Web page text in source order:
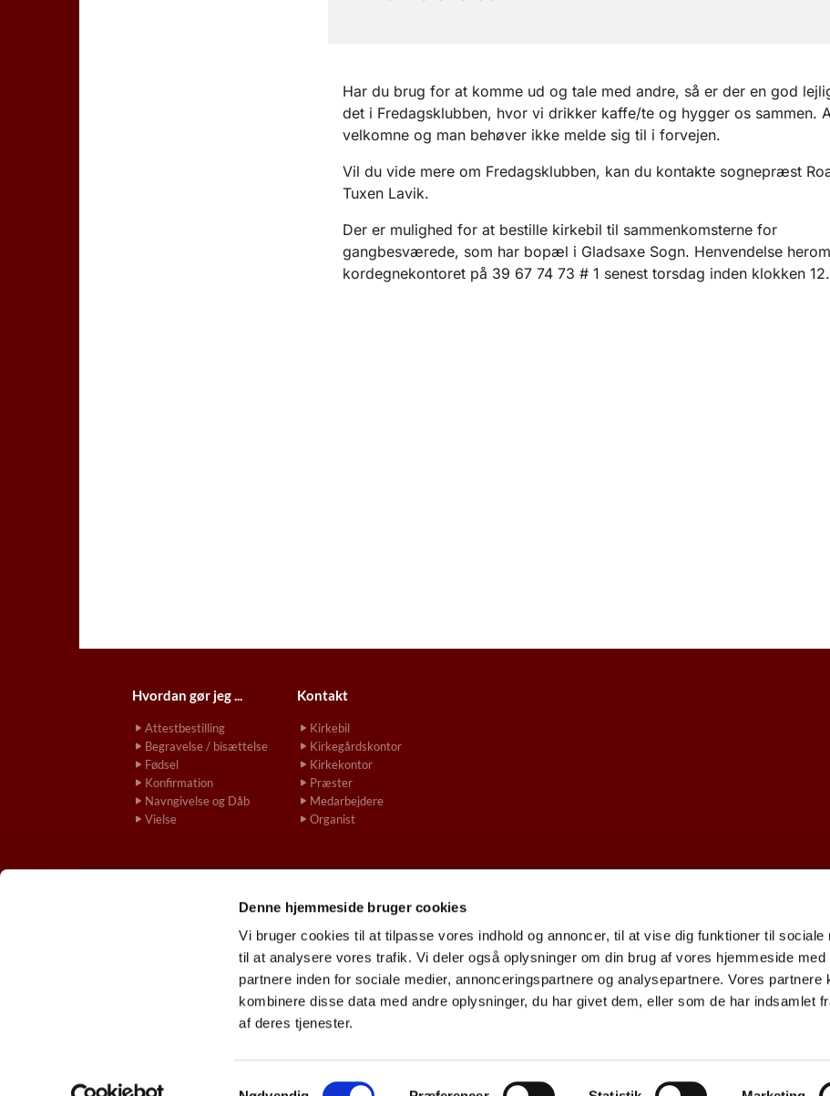
Denne hjemmeside bruger cookies
Vi bruger cookies til at tilpasse vores indhold og annoncer, til at vise dig funktioner til sociale
til at analysere vores trafik. Vi deler også oplysninger om din brug af vores hjemmeside med
partnere inden for sociale medier, annonceringspartnere og analysepartnere. Vores partnere
kombinere disse data med andre oplysninger, du har givet dem, eller som de har indsamlet
af deres tjenester.
Har du brug for at komme ud og tale med andre, så er der en god
det i Fredagsklubben, hvor vi drikker kaffe/te og hygger os sammen.
velkomne og man behøver ikke melde sig til i forvejen.
Vil du vide mere om Fredagsklubben, kan du kontakte sognepræst
Tuxen Lavik.
Der er mulighed for at bestille kirkebil til sammenkomsterne for
gangbesværede, som har bopæl i Gladsaxe Sogn. Henvendelse
kordegnekontoret på 39 67 74 73 # 1 senest torsdag inden klokken
Hvordan gør jeg ...
Attestbestilling
Begravelse / bisættelse
Fødsel
Konfirmation
Navngivelse og Dåb
Vielse
Kontakt
Kirkebil
Kirkegårdskontor
Kirkekontor
Præster
Medarbejdere
Organist
gladsaxekirke.dk · Kirkekontoret, Provst Bentzons Vej 1, 2860 Søborg
Cookiepolitik Tilgængelighedserklæring